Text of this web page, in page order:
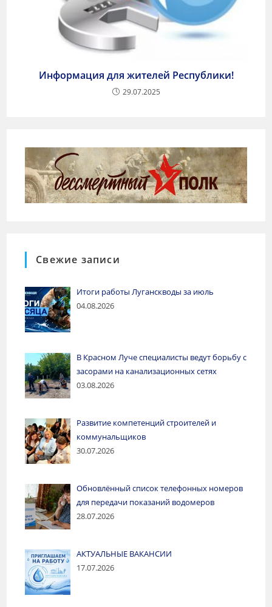
Информация для жителей Республики!
29.07.2025
Свежие записи
Итоги работы Луганскводы за июль
04.08.2026
В Красном Луче специалисты ведут борьбу с
засорами на канализационных сетях
03.08.2026
Развитие компетенций строителей и
коммунальщиков
30.07.2026
Обновлённый список телефонных номеров
для передачи показаний водомеров
28.07.2026
АКТУАЛЬНЫЕ ВАКАНСИИ
17.07.2026